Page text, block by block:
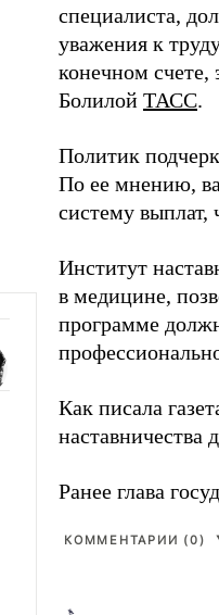
специалиста,
уважения к
конечном счете,
Болилой ТАСС.
Политик
По ее мнению,
систему
Институт
в медицине,
программе
Как писала
наставничества
Ранее глава
КОММЕНТАРИИ (0)